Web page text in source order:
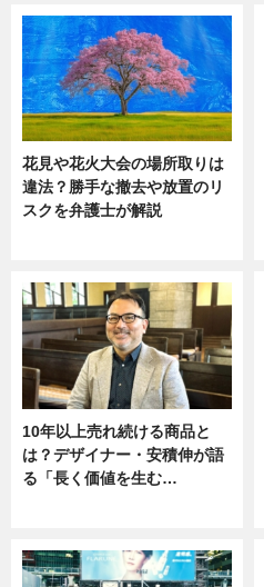
花見や花火大会の場所取りは
違法？勝手な撤去や放置のリ
スクを弁護士が解説
10年以上売れ続ける商品と
は？デザイナー・安積伸が語
る「長く価値を生む…